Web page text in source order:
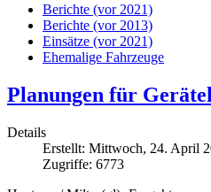
Berichte (vor 2021)
Berichte (vor 2013)
Einsätze (vor 2021)
Ehemalige Fahrzeuge
Planungen für
Details
Erstellt: Mittwoch, 24. April
Zugriffe: 6773